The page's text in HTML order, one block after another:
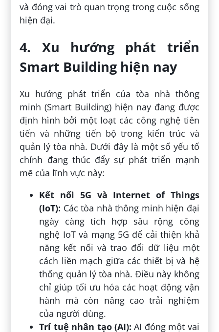
và đóng vai trò quan trọng trong cuộc sống
hiện đại.
4. Xu hướng phát triển
Smart Building hiện nay
Xu hướng phát triển của tòa nhà thông
minh (Smart Building) hiện nay đang được
định hình bởi một loạt các công nghệ tiên
tiến và những tiến bộ trong kiến trúc và
quản lý tòa nhà. Dưới đây là một số yếu tố
chính đang thúc đẩy sự phát triển mạnh
mẽ của lĩnh vực này:
Kết nối 5G và Internet of Things
(IoT): Các tòa nhà thông minh hiện đại
ngày càng tích hợp sâu rộng công
nghệ IoT và mạng 5G để cải thiện khả
năng kết nối và trao đổi dữ liệu một
cách liền mạch giữa các thiết bị và hệ
thống quản lý tòa nhà. Điều này không
chỉ giúp tối ưu hóa các hoạt động vận
hành mà còn nâng cao trải nghiệm
của người dùng.
Trí tuệ nhân tạo (AI): AI đóng một vai